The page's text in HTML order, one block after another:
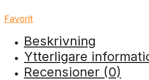
Favorit
Beskrivning
Ytterligare
Recensioner (0)